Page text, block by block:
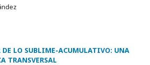
DE LO SUBLIME-ACUMULATIVO: UNA
TRANSVERSAL